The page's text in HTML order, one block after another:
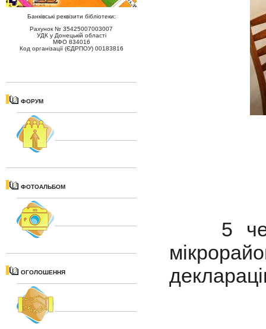
Банківські реквізити бібліотеки:
Рахунок № 35425007003007
УДК у Донецькій області
МФО 834016
Код організації (ЄДРПОУ) 00183816
ФОРУМ
ФОТОАЛЬБОМ
ОГОЛОШЕННЯ
5